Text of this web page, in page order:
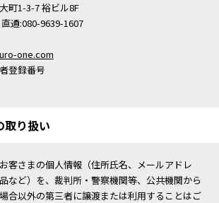
町1-3-7 裕ビル8F
通:080-9639-1607
one.com
登録番号
取り扱い
客さまの個人情報（住所氏名、メールアドレ
など）を、裁判所・警察機関等、公共機関から
合以外の第三者に譲渡または利用することはご